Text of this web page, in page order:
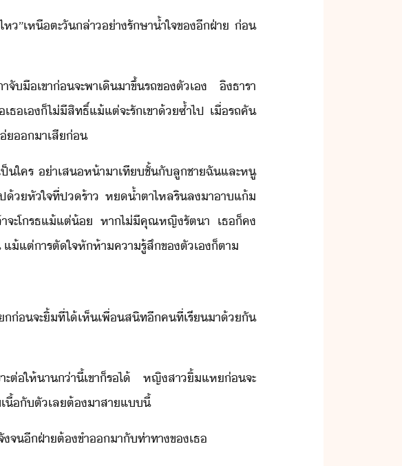
​”​เหื​ตะั​ล่า​่า​รัษา​้ำใจ​ข​ี​ฝ่า​ ​่​
ื​เขา​่​จะ​พา​เิ​า​ขึ้รถ​ข​ตัเ​ ​ิ​ธารา​
ธ​เ​็​ไ่ี​สิทธิ์​แ้แต่​จะ​รั​เขา​้ซ้ำ​ไป​ ​เื่​รถ​คั​
​า​เสี่
ป็​ใคร​ ​่า​เสห้า​า​เที​ชั้​ั​ลูชา​ฉั​และ​หู​
​้​หัใจ​ที่​ปร้า​ ​ห้ำ​ตา​ไหลริ​ลา​า​แ้​
จะ​โรธ​แ้แต่้​ ​หา​ไ่ี​คุณหญิ​รัตา​ ​เธ​็​ค​
้แต่​าร​ตัใจ​หัห้า​คารู้สึ​ข​ตัเ​็ตา
​จะ​ิ้​ที่​ไ้​เห็​เพื่สิท​ี​คที​่​เรี​า​้​ั​
ะ​ต่ให้​า​่าี​้​เขา​็​ร​ไ้​ ​หญิสา​ิ้แห​่​จะ​
ื้​ั​ตั​เล​ต้​าสา​แี้
จ​ี​ฝ่า​ต้​ขำ​า​ั​ท่าทา​ข​เธ